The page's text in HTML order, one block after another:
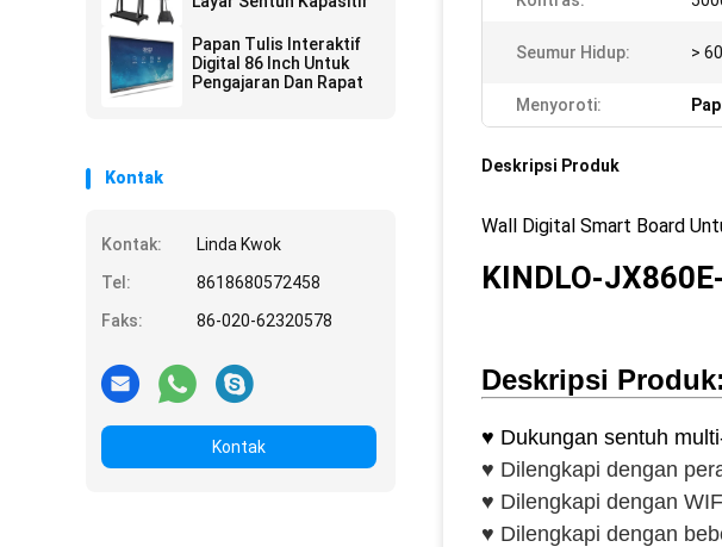
Papan Tulis Interaktif
Digital 86 Inch Untuk
Pengajaran Dan Rapat
Kontak
Kontak:
Linda Kwok
Tel:
8618680572458
Faks:
86-020-62320578
Kontak
Seumur Hidup: >
Menyoroti:
Deskripsi Produk
Wall Digital Smart Board
KINDLO-
Deskripsi Produk:
♥ Dukungan sentuh
♥ Dilengkapi dengan
♥ Dilengkapi dengan
♥ Dilengkapi dengan